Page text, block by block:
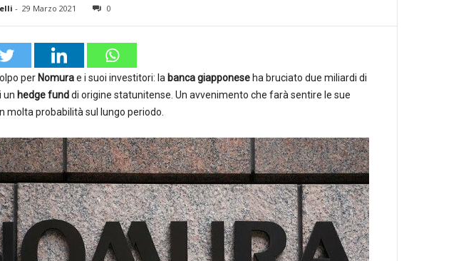
- 29 Marzo 2021 0
per Nomurae i suoi investitori: la banca giapponeseha bruciato due miliardi di
un hedge funddi origine statunitense. Un avvenimento che farà sentire le sue
molta probabilità sul lungo periodo.